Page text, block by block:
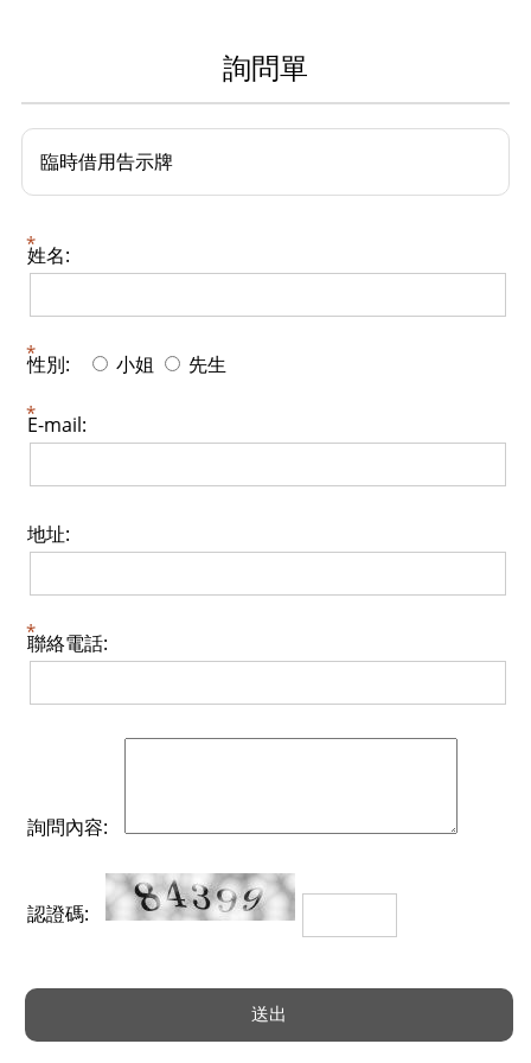
詢問單
臨時借用告示牌
姓名:
性別: 小姐 先生
E-mail:
地址:
聯絡電話:
詢問內容:
認證碼: